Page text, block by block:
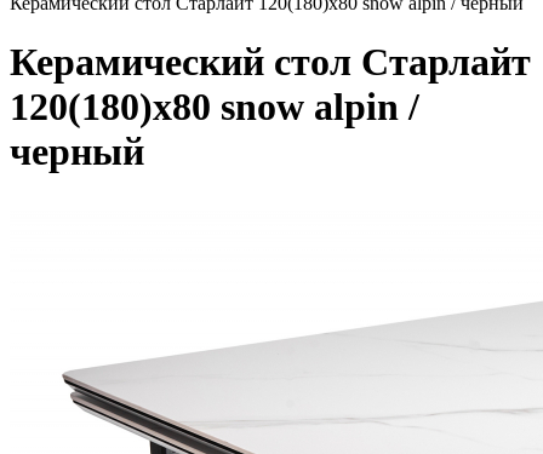
Керамический стол Старлайт
120(180)х80 snow alpin /
черный